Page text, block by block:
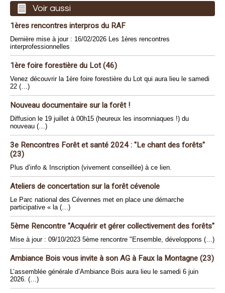
Voir aussi
1ères rencontres interpros du RAF
Dernière mise à jour : 16/02/2026 Les 1ères rencontres
interprofessionnelles
1ère foire forestière du Lot (46)
Venez découvrir la 1ère foire forestière du Lot qui aura lieu le samedi
22 (…)
Nouveau documentaire sur la forêt !
Diffusion le 19 juillet à 00h15 (heureux les insomniaques !) du
nouveau (…)
3e Rencontres Forêt et santé 2024 : "Le chant des forêts"
(23)
Plus d’info & Inscription (vivement conseillée) à ce lien.
Ateliers de concertation sur la forêt cévenole
Le Parc national des Cévennes met en place une démarche
participative « la (…)
5ème Rencontre "Acquérir et gérer collectivement des forêts"
Mise à jour : 09/10/2023 5ème rencontre "Ensemble, développons (…)
Ambiance Bois vous invite à son AG à Faux la Montagne (23)
L’assemblée générale d’Ambiance Bois aura lieu le samedi 6 juin
2026. (…)